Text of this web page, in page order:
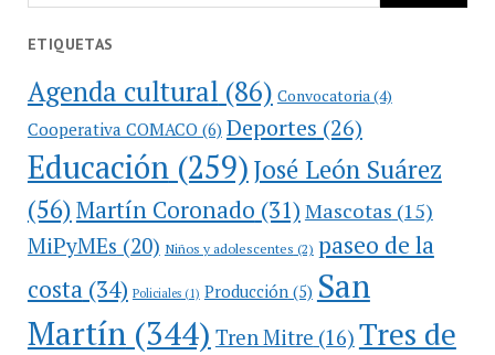
ETIQUETAS
Agenda cultural (86) Convocatoria (4)
Cooperativa COMACO(6) Deportes (26)
Educación(259)José León Suárez
(56)Martín Coronado (31) Mascotas (15)
MiPyMEs (20) Niños y adolescentes (2) paseo de la
costa(34) Policiales(1) Producción(5) San
Martín(344) Tren Mitre (16) Tres de